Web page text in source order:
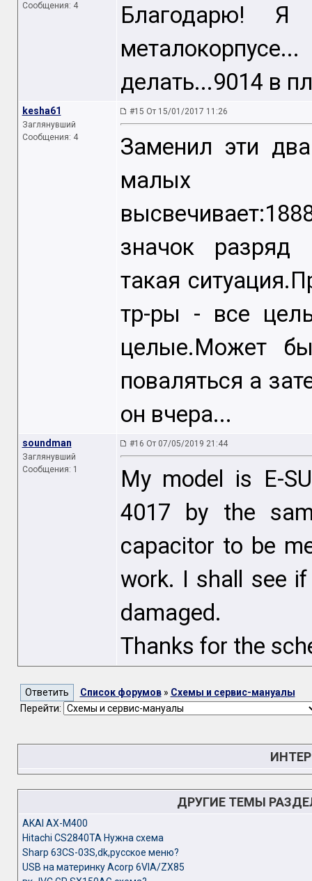
Сообщения: 4
Благодарю!
делать...9014 в
kesha61
Заглянувший
Сообщения: 4
#15 От 15/01/2017 11:26
Заменил эти
малых
значок разряд
такая
тр-ры - все
целые.Может
поваляться а
он вчера...
soundman
Заглянувший
Сообщения: 1
#16 От 07/05/2019 21:44
My model is E-
4017 by the
capacitor to be
work. I shall see
damaged.
Thanks for the
Список форумов» Схемы и сервис-мануалы
Перейти:
ДРУГИЕ ТЕМЫ
AKAI AX-M400
Hitachi CS2840TA Нужна схема
Sharp 63CS-03S,dk,русское меню?
USB на материнку Acorp 6VIA/ZX85